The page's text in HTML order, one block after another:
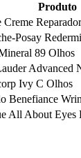
Produto
Creme Reparador
Posay
89 Olhos
Advanced
Ivy C Olhos
Benefiance
All About Eyes